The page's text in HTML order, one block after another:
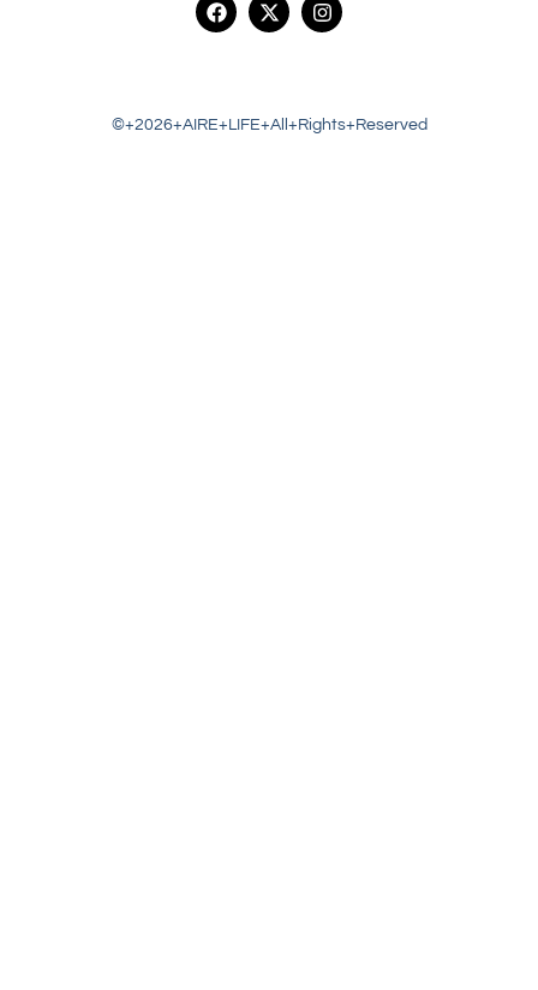
©+2026+AIRE+LIFE+All+Rights+Reserved